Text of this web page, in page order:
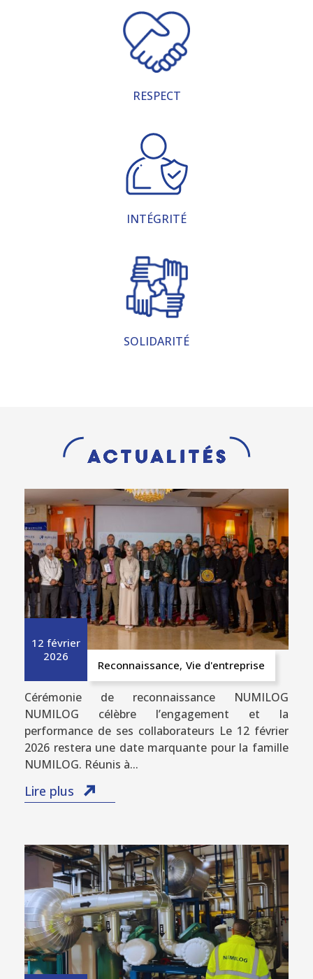
RESPECT
INTÉGRITÉ
SOLIDARITÉ
Actualités
12 février
2026
Reconnaissance, Vie d'entreprise
Cérémonie de reconnaissance NUMILOG
NUMILOG célèbre l’engagement et la
performance de ses collaborateurs Le 12 février
2026 restera une date marquante pour la famille
NUMILOG. Réunis à...
Lire plus